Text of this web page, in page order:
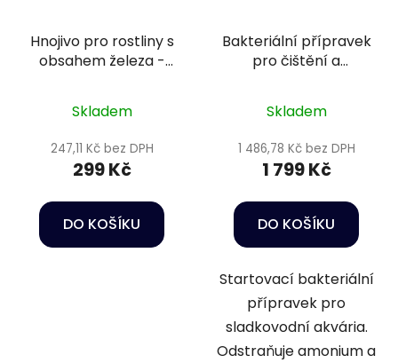
Hnojivo pro rostliny s
obsahem železa -
ml
Skladem
247,11 Kč bez DPH
299 Kč
DO KOŠÍKU
Bakteriální přípravek
pro čištění a
nitrivec 2,5 l
Skladem
1 486,78 Kč bez DPH
1 799 Kč
DO KOŠÍKU
Startovací bakteriální
přípravek pro
sladkovodní akvária.
Odstraňuje amonium a